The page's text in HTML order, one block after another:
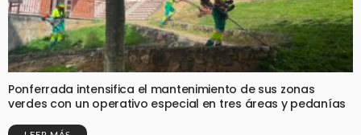
Ponferrada intensifica el mantenimiento de sus zonas
verdes con un operativo especial en tres áreas y pedanías